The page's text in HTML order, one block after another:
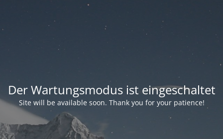
Der Wartungsmodus ist eingeschaltet
Site will be available soon. Thank you for your patience!